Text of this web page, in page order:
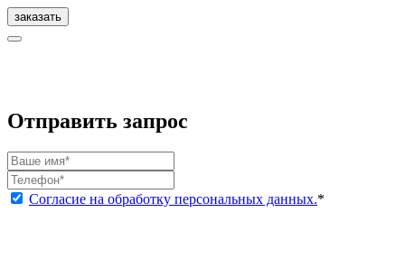
заказать
Отправить запрос
Согласие на обработку персональных данных.*